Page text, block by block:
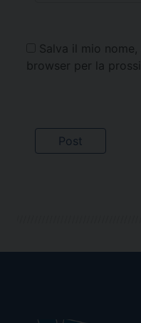
Salva il mio
browser per la